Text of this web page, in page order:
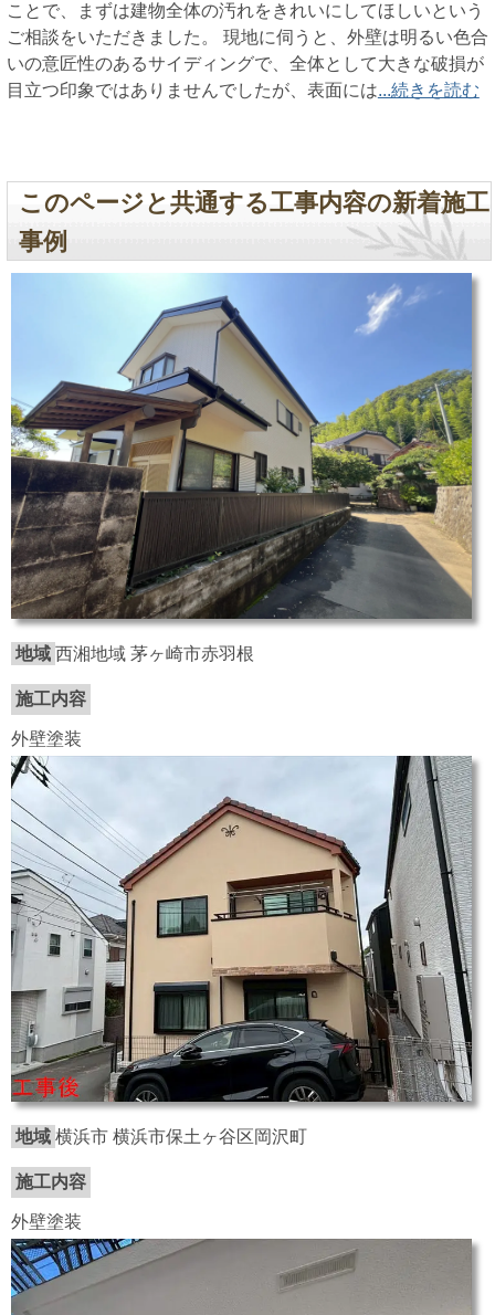
ことで、まずは建物全体の汚れをきれいにしてほしいという
ご相談をいただきました。 現地に伺うと、外壁は明るい色合
いの意匠性のあるサイディングで、全体として大きな破損が
目立つ印象ではありませんでしたが、表面には...続きを読む
このページと共通する工事内容の新着施工
事例
地域 西湘地域 茅ヶ崎市赤羽根
施工内容
外壁塗装
地域 横浜市 横浜市保土ヶ谷区岡沢町
施工内容
外壁塗装